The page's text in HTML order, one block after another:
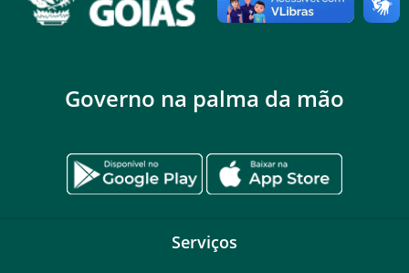
Governo na palma da mão
Serviços